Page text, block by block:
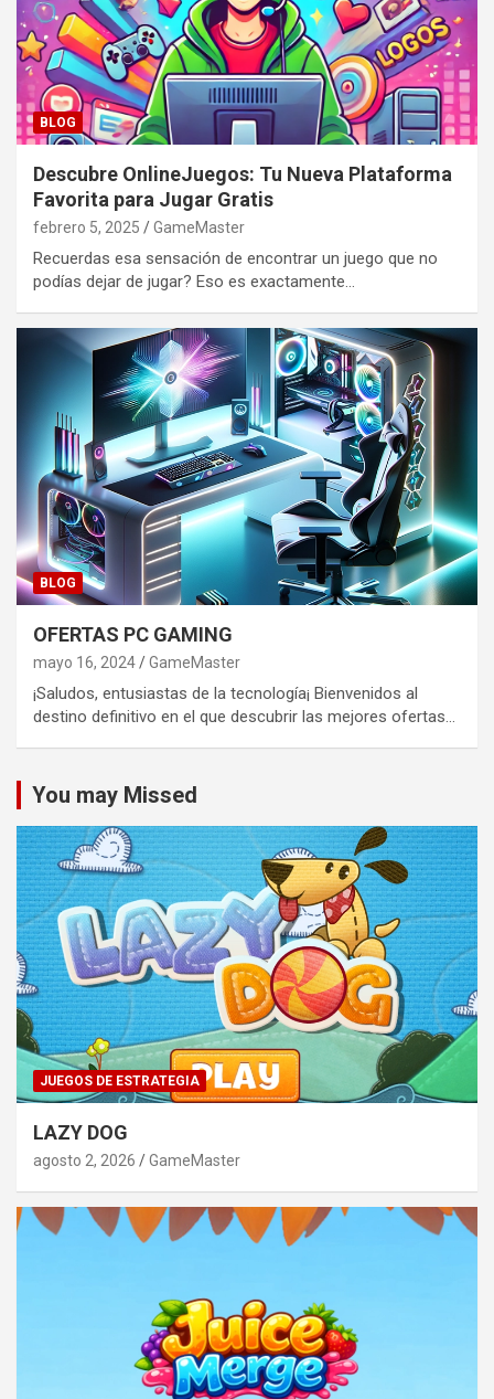
BLOG
Descubre OnlineJuegos: Tu Nueva Plataforma
Favorita para Jugar Gratis
febrero 5, 2025 GameMaster
Recuerdas esa sensación de encontrar un juego que no
podías dejar de jugar? Eso es exactamente…
BLOG
OFERTAS PC GAMING
mayo 16, 2024 GameMaster
¡Saludos, entusiastas de la tecnología¡ Bienvenidos al
destino definitivo en el que descubrir las mejores ofertas…
You may Missed
JUEGOS DE ESTRATEGIA
LAZY DOG
agosto 2, 2026 GameMaster